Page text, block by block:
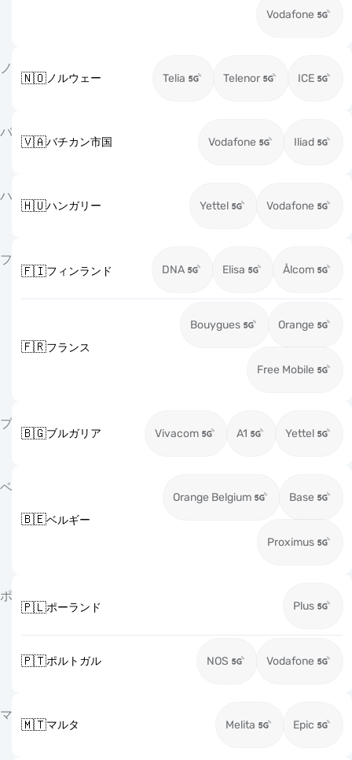
Vodafone
ノ
🇳🇴ノルウェー Telia Telenor ICE
バ
🇻🇦バチカン市国 Vodafone Iliad
ハ
🇭🇺ハンガリー Yettel Vodafone
フ
🇫🇮フィンランド DNA Elisa Ålcom
🇫🇷フランス
Bouygues Orange
Free Mobile
ブ
🇧🇬ブルガリア Vivacom A1 Yettel
ベ
🇧🇪ベルギー
Orange Belgium Base
Proximus
ポ
🇵🇱ポーランド Plus
🇵🇹ポルトガル NOS Vodafone
マ
🇲🇹マルタ Melita Epic